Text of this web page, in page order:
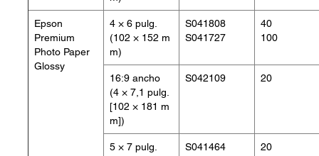
Epson
Premium
Photo Paper
Glossy
4 × 6 pulg.
(102 × 152 m
m)
S041808
S041727
40
100
16:9 ancho
(4 × 7,1 pulg.
[102 × 181 m
m])
S042109 20
5 × 7 pulg.
S041464 20